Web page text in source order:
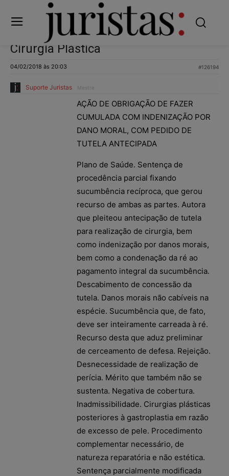
Cirurgia Plástica
04/02/2018 às 20:03 #126194
Suporte Juristas Mestre
AÇÃO DE OBRIGAÇÃO DE FAZER
CUMULADA COM INDENIZAÇÃO POR
DANO MORAL, COM PEDIDO DE
TUTELA ANTECIPADA
Plano de Saúde. Sentença de
procedência parcial fixando
sucumbência recíproca, que gerou
recurso de ambas as partes. Autora
que pleiteou antecipação de tutela
para realização de cirurgia, bem
como indenização por danos morais,
bem como a condenação da ré ao
pagamento integral da sucumbência.
Descabimento de concessão da
tutela. Danos morais não cabíveis na
espécie. Sucumbência que, de fato,
deve ser inteiramente carreada à ré.
Recurso desta que aduz preliminar
de cerceamento de defesa. Rejeição.
Desnecessidade de realização de
perícia. Mérito que também não se
sustenta. Negativa de cobertura.
Inadmissibilidade. Cirurgias plásticas
posteriores à gastroplastia em razão
de excesso de pele. Procedimento
complementar necessário, de
natureza reparatória e não estética.
Sentença parcialmente modificada